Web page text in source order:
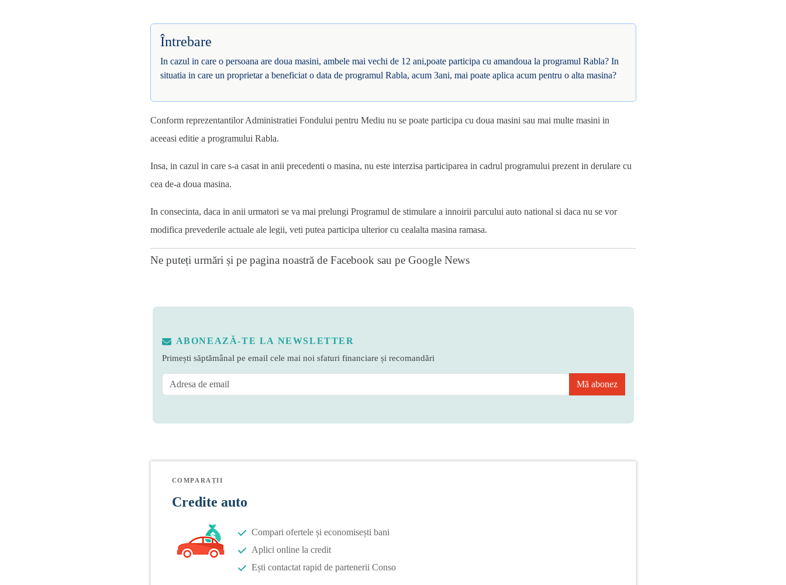
Întrebare
In cazul in care o persoana are doua masini, ambele mai vechi de 12 ani,poate participa cu amandoua la programul Rabla? In
situatia in care un proprietar a beneficiat o data de programul Rabla, acum 3ani, mai poate aplica acum pentru o alta masina?
Conform reprezentantilor Administratiei Fondului pentru Mediu nu se poate participa cu doua masini sau mai multe masini in
aceeasi editie a programului Rabla.
Insa, in cazul in care s-a casat in anii precedenti o masina, nu este interzisa participarea in cadrul programului prezent in derulare cu
cea de-a doua masina.
In consecinta, daca in anii urmatori se va mai prelungi Programul de stimulare a innoirii parcului auto national si daca nu se vor
modifica prevederile actuale ale legii, veti putea participa ulterior cu cealalta masina ramasa.
Ne puteți urmări și pe pagina noastră de Facebook sau pe Google News
ABONEAZĂ-TE LA NEWSLETTER
Primești săptămânal pe email cele mai noi sfaturi financiare și recomandări
Mă abonez
COMPARAȚII
Credite auto
Compari ofertele și economisești bani
Aplici online la credit
Ești contactat rapid de partenerii Conso